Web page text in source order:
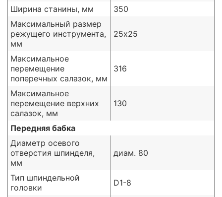
Ширина станины, мм
350
Максимальный размер
режущего инструмента,
мм
25х25
Максимальное
перемещение
поперечных салазок, мм
316
Максимальное
перемещение верхних
салазок, мм
130
Передняя бабка
Диаметр осевого
отверстия шпинделя,
мм
диам. 80
Тип шпиндельной
головки
D1-8